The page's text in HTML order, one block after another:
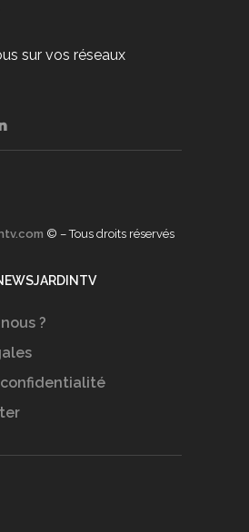
sur vos réseaux
© – Tous droits réservés
?